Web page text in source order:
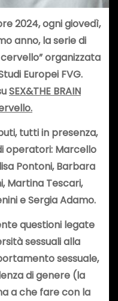
2024, ogni giovedì,
anno, la serie di
organizzata
Europei FVG.
SEX&THE BRAIN
tutti in presenza,
operatori: Marcello
Pontoni, Barbara
, Martina Tescari,
e Sergia Adamo.
questioni legate
sessuali alla
sessuale,
di genere (la
a che fare con la